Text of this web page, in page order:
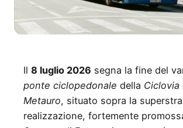
Il 8 luglio 2026 segna la fine del
ponte ciclopedonale della Ciclovia
Metauro, situato sopra la
realizzazione, fortemente